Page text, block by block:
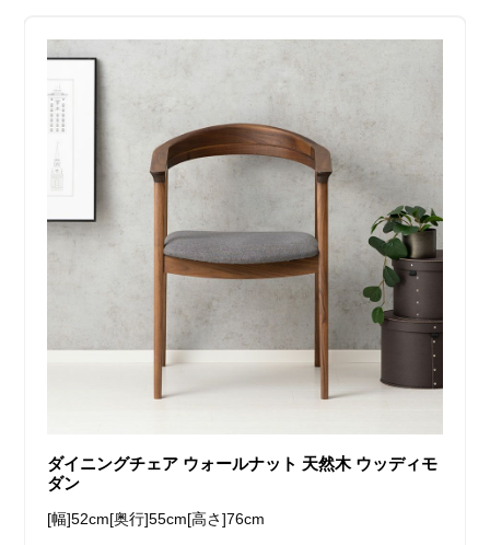
ダイニングチェア ウォールナット 天然木 ウッディモ
ダン
[幅]52cm[奥行]55cm[高さ]76cm